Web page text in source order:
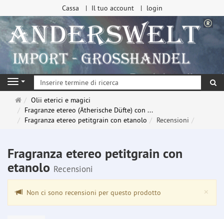
Cassa Il tuo account login
Navigation
Pagina
principale
Olii eterici e magici
Fragranze etereo (Ätherische Düfte) con ...
Fragranza etereo petitgrain con etanolo
Recensioni
Fragranza etereo petitgrain con
etanolo Recensioni
×
Non ci sono recensioni per questo prodotto